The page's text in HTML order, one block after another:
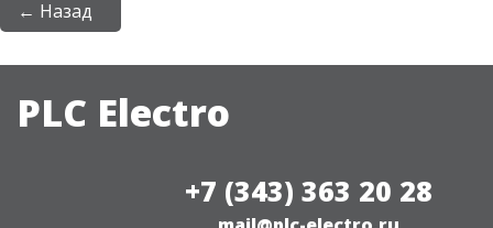
← Назад
PLC Electro
+7 (343) 363 20 28